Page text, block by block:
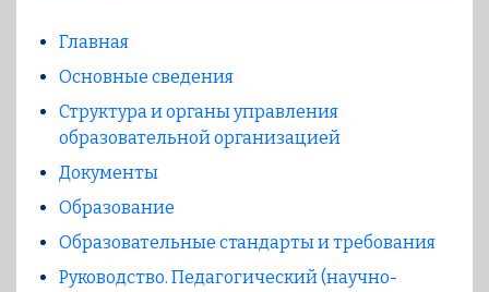
Главная
Основные сведения
Структура и органы управления
образовательной организацией
Документы
Образование
Образовательные стандарты и требования
Руководство. Педагогический (научно-